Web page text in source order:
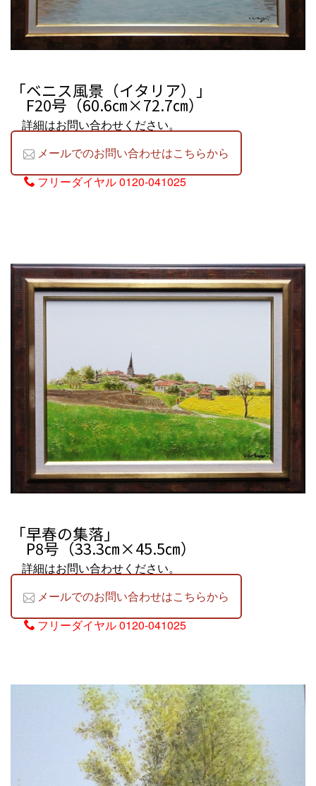
「ベニス風景（イタリア）」
F20号（60.6㎝×72.7㎝）
詳細はお問い合わせください。
メールでのお問い合わせはこちらから
フリーダイヤル0120-041025
「早春の集落」
P8号（33.3㎝×45.5㎝）
詳細はお問い合わせください。
メールでのお問い合わせはこちらから
フリーダイヤル0120-041025